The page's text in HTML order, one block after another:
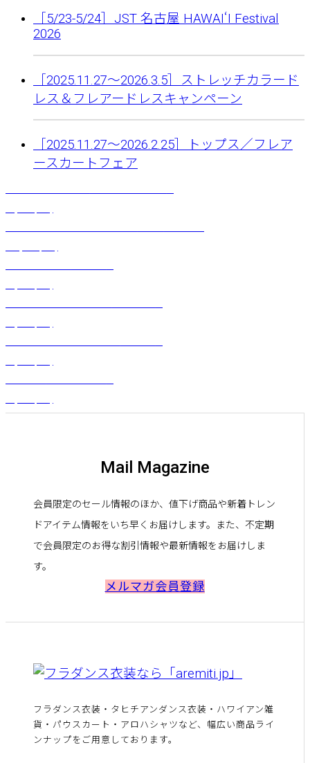
［5/23-5/24］JST 名古屋 HAWAIʻI Festival
2026
［2025.11.27〜2026.3.5］ストレッチカラード
レス＆フレアードレスキャンペーン
［2025.11.27〜2026.2.25］トップス／フレア
ースカートフェア
Mail Magazine
会員限定のセール情報のほか、値下げ商品や新着トレン
ドアイテム情報をいち早くお届けします。また、不定期
で会員限定のお得な割引情報や最新情報をお届けしま
す。
メルマガ会員登録
フラダンス衣装・タヒチアンダンス衣装・ハワイアン雑
貨・パウスカート・アロハシャツなど、幅広い商品ライ
ンナップをご用意しております。